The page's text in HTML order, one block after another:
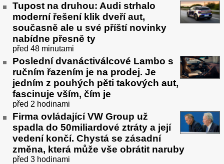
Tupost na druhou: Audi strhalo
moderní řešení klik dveří aut,
současně ale u své příští novinky
nabídne přesně ty
před 48 minutami
Poslední dvanáctiválcové Lambo s
ručním řazením je na prodej. Je
jedním z pouhých pěti takových aut,
fascinuje vším, čím je
před 2 hodinami
Firma ovládající VW Group už
spadla do 50miliardové ztráty a její
vedení končí. Chystá se zásadní
změna, která může vše obrátit naruby
před 3 hodinami